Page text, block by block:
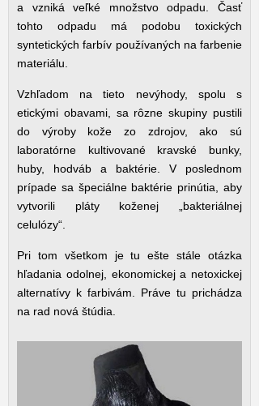
a vzniká veľké množstvo odpadu. Časť
tohto odpadu má podobu toxických
syntetických farbív používaných na farbenie
materiálu.
Vzhľadom na tieto nevýhody, spolu s
etickými obavami, sa rôzne skupiny pustili
do výroby kože zo zdrojov, ako sú
laboratórne kultivované kravské bunky,
huby, hodváb a baktérie. V poslednom
prípade sa špeciálne baktérie prinútia, aby
vytvorili pláty koženej „bakteriálnej
celulózy“.
Pri tom všetkom je tu ešte stále otázka
hľadania odolnej, ekonomickej a netoxickej
alternatívy k farbivám. Práve tu prichádza
na rad nová štúdia.